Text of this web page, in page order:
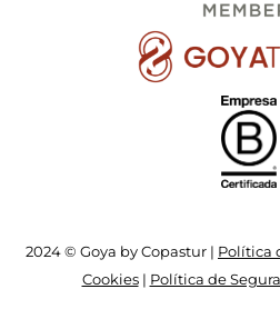
2024 © Goya by Copastur | Política
Cookies| Política de